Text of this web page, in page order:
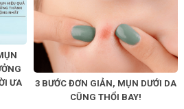
ƯA
3 BƯỚC ĐƠN GIẢN, MỤN DƯỚI DA
CŨNG THỔI BAY!